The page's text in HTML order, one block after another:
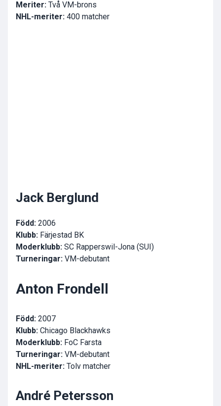
Meriter: Två VM-brons
NHL-meriter: 400 matcher
Jack Berglund
Född: 2006
Klubb: Färjestad BK
Moderklubb: SC Rapperswil-Jona (SUI)
Turneringar: VM-debutant
Anton Frondell
Född: 2007
Klubb: Chicago Blackhawks
Moderklubb: FoC Farsta
Turneringar: VM-debutant
NHL-meriter: Tolv matcher
André Petersson